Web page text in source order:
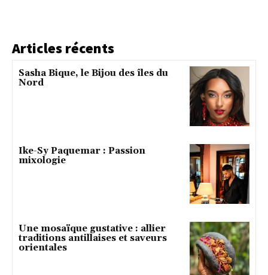
Articles récents
Sasha Bique, le Bijou des îles du
Nord
Ike-Sy Paquemar : Passion
mixologie
Une mosaïque gustative : allier
traditions antillaises et saveurs
orientales